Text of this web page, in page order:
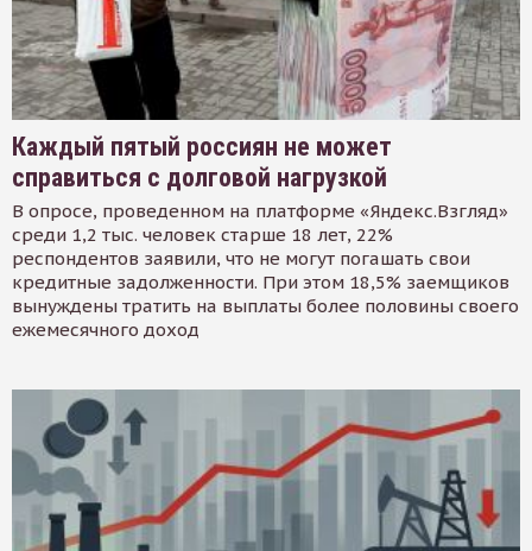
Каждый пятый россиян не может
справиться с долговой нагрузкой
В опросе, проведенном на платформе «Яндекс.Взгляд»
среди 1,2 тыс. человек старше 18 лет, 22%
респондентов заявили, что не могут погашать свои
кредитные задолженности. При этом 18,5% заемщиков
вынуждены тратить на выплаты более половины своего
ежемесячного доход